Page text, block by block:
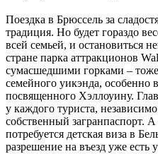
Поездка в Брюссель за
традиция. Но будет гораздо
всей семьей, и остановиться
стране парка аттракционов
сумасшедшими горками –
семейного уикэнда, особенно
посвященного Хэллоуину.
у каждого туриста,
собственный загранпаспорт.
потребуется детская виза в
разрешение на въезд уже есть